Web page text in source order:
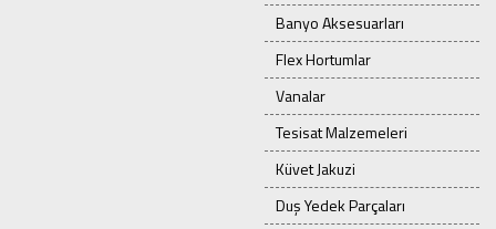
Banyo Aksesuarları
Flex Hortumlar
Vanalar
Tesisat Malzemeleri
Küvet Jakuzi
Duş Yedek Parçaları